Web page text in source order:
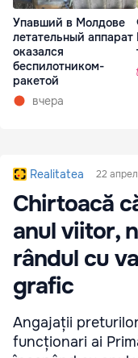
Упавший в Молдове
летательный аппарат
оказался
беспилотником-
ракетой
вчера
Realitatea 22
Chirtoacă
anul viitor,
rândul cu
grafic
Angajații
funcționari ai